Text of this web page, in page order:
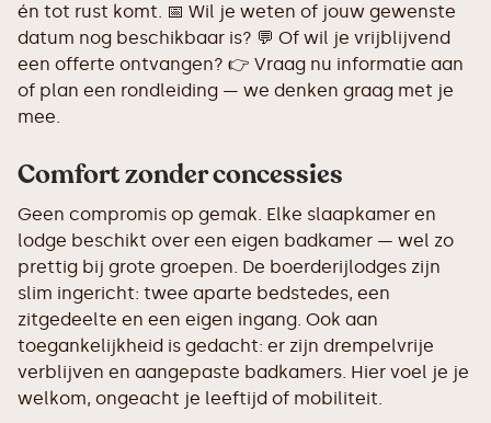
én tot rust komt. 📅 Wil je weten of jouw gewenste
datum nog beschikbaar is? 💬 Of wil je vrijblijvend
een offerte ontvangen? 👉 Vraag nu informatie aan
of plan een rondleiding — we denken graag met je
mee.
Comfort zonder concessies
Geen compromis op gemak. Elke slaapkamer en
lodge beschikt over een eigen badkamer — wel zo
prettig bij grote groepen. De boerderijlodges zijn
slim ingericht: twee aparte bedstedes, een
zitgedeelte en een eigen ingang. Ook aan
toegankelijkheid is gedacht: er zijn drempelvrije
verblijven en aangepaste badkamers. Hier voel je je
welkom, ongeacht je leeftijd of mobiliteit.